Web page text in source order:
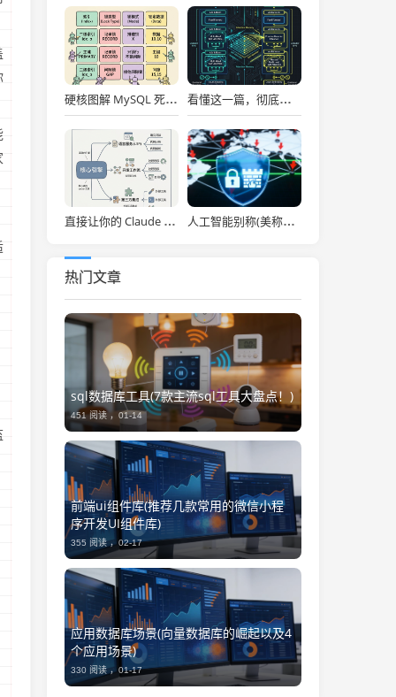
硬核图解 MySQL 死锁：为什么两个看似不冲突的 Update 和 Insert 会掐死对方？ 看懂这一篇，彻底通关大模型底层！图解 Transformer 核心架构与自注意力机制！
直接让你的 Claude Code 效率拉满，Anthropic 官方神级插件开源了！ 人工智能别称(美称中国一人工智能企业违反美出口管制 外交部：中方已多次表明原则立场)
热门文章
sql数据库工具(7款主流sql工具大盘点！)
451 阅读 ，01-14
前端ui组件库(推荐几款常用的微信小程
序开发UI组件库)
355 阅读 ，02-17
应用数据库场景(向量数据库的崛起以及4
个应用场景)
330 阅读 ，01-17